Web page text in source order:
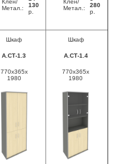
Клен/
Метал.:
130
р.
Клен/
Метал.:
280
р.
Шкаф
А.СТ-1.3
770x365x
1980
Шкаф
А.СТ-1.4
770x365x
1980